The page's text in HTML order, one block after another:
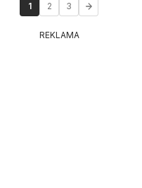
1 2 3
REKLAMA